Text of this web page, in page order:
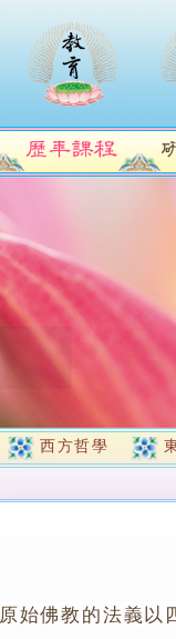
西方哲學
原始佛教的法義以